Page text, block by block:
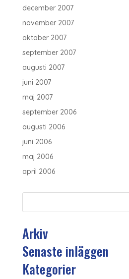
december 2007
november 2007
oktober 2007
september 2007
augusti 2007
juni 2007
maj 2007
september 2006
augusti 2006
juni 2006
maj 2006
april 2006
Arkiv
Senaste inläggen
Kategorier